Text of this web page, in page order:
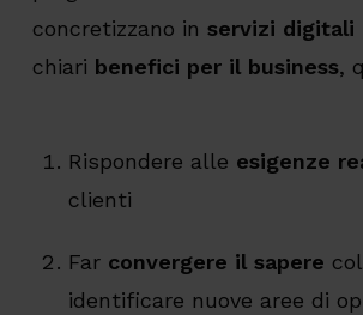
concretizzano in servizi digitali
chiari benefici per il business,
Rispondere alle esigenze
clienti
Far convergere il sapere
identificare nuove aree di